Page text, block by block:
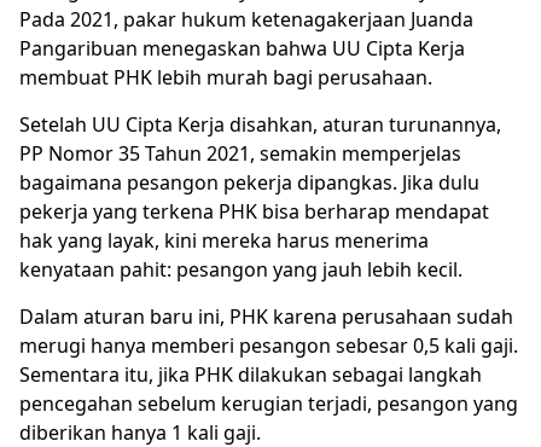
Pada 2021, pakar hukum ketenagakerjaan Juanda
Pangaribuan menegaskan bahwa UU Cipta Kerja
membuat PHK lebih murah bagi perusahaan.
Setelah UU Cipta Kerja disahkan, aturan turunannya,
PP Nomor 35 Tahun 2021, semakin memperjelas
bagaimana pesangon pekerja dipangkas. Jika dulu
pekerja yang terkena PHK bisa berharap mendapat
hak yang layak, kini mereka harus menerima
kenyataan pahit: pesangon yang jauh lebih kecil.
Dalam aturan baru ini, PHK karena perusahaan sudah
merugi hanya memberi pesangon sebesar 0,5 kali gaji.
Sementara itu, jika PHK dilakukan sebagai langkah
pencegahan sebelum kerugian terjadi, pesangon yang
diberikan hanya 1 kali gaji.